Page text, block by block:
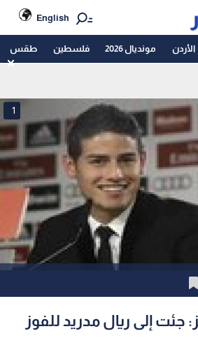
English
الأردن مونديال 2026 فلسطين طقس
1
إلى ريال مدريد للفوز